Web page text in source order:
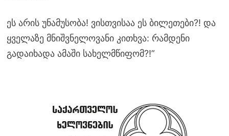
ეს არის უნამუსობა! ვისთვისაა ეს ბილეთები?! და
ყველაზე მნიშვნელოვანი კითხვა: რამდენი
გადაიხადა ამაში სახელმწიფომ?!”